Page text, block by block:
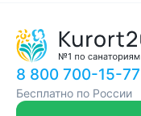
8 800 700-15-77
Бесплатно по России